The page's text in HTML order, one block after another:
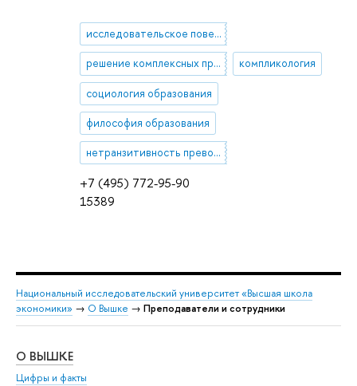
+7 (495) 772-95-90
15389
исследовательское поведение
решение комплексных проблем компликология
социология образования
философия образования
нетранзитивность превосходства
Национальный исследовательский университет «Высшая школа
экономики» → О Вышке → Преподаватели и сотрудники
О ВЫШКЕ
Цифры и факты